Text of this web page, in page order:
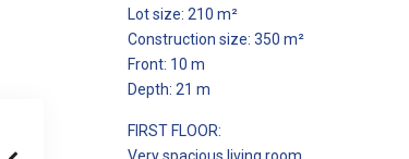
Lot size: 210 m²
Construction size: 350 m²
Front: 10 m
Depth: 21 m
FIRST FLOOR: